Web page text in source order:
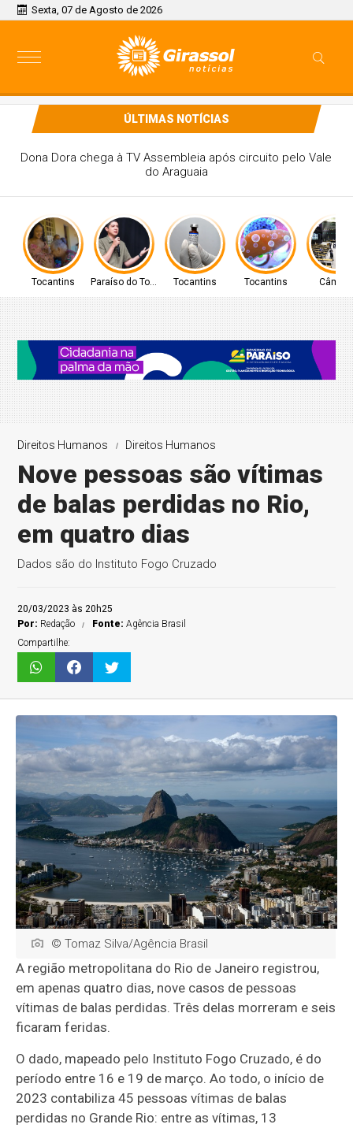
Sexta, 07 de Agosto de 2026
ÚLTIMAS NOTÍCIAS
PREFEITO DE PARAÍSO CELSO MORAIS, PARTICIPARÁ DE
MAIS UM EVENTO A NÍVEL NACIONAL EM BRASÍLIA
Tocantins Paraíso do TocantinsTocantins Tocantins
Direitos Humanos Direitos Humanos
Nove pessoas são vítimas
de balas perdidas no Rio,
em quatro dias
Dados são do Instituto Fogo Cruzado
20/03/2023 às 20h25
Por: Redação Fonte:Agência Brasil
Compartilhe:
© Tomaz Silva/Agência Brasil
A região metropolitana do Rio de Janeiro registrou,
em apenas quatro dias, nove casos de pessoas
vítimas de balas perdidas. Três delas morreram e seis
ficaram feridas.
O dado, mapeado pelo Instituto Fogo Cruzado, é do
período entre 16 e 19 de março. Ao todo, o início de
2023 contabiliza 45 pessoas vítimas de balas
perdidas no Grande Rio: entre as vítimas, 13